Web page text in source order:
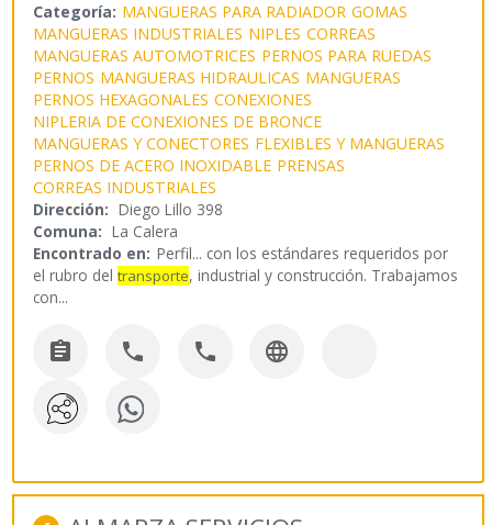
Categoría: MANGUERAS PARA RADIADOR GOMAS
MANGUERAS INDUSTRIALES NIPLES CORREAS
MANGUERAS AUTOMOTRICES PERNOS PARA RUEDAS
PERNOS MANGUERAS HIDRAULICAS MANGUERAS
PERNOS HEXAGONALES CONEXIONES
NIPLERIA DE CONEXIONES DE BRONCE
MANGUERAS Y CONECTORES FLEXIBLES Y MANGUERAS
PERNOS DE ACERO INOXIDABLE PRENSAS
CORREAS INDUSTRIALES
Dirección: Diego Lillo 398
Comuna: La Calera
Encontrado en: Perfil... con los estándares requeridos por
el rubro deltransporte, industrial y construcción. Trabajamos
con...
   